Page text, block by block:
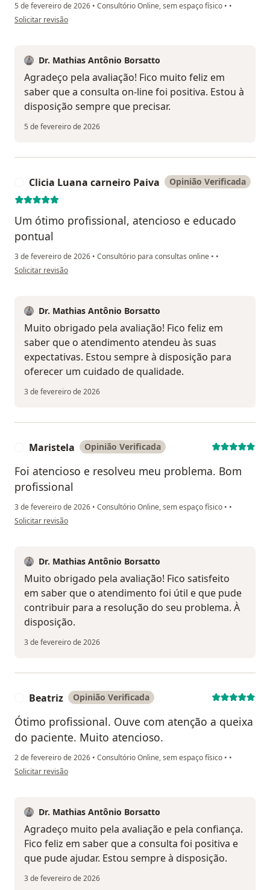
5 de fevereiro de 2026 • Consultório Online, sem espaço físico • •
na opinião do utilizador Ana lucia
Solicitar revisão
Dr. Mathias Antônio Borsatto
Agradeço pela avaliação! Fico muito feliz em
saber que a consulta on-line foi positiva. Estou à
disposição sempre que precisar.
5 de fevereiro de 2026
Clicia Luana carneiro Paiva Opinião Verificada
Um ótimo profissional, atencioso e educado
pontual
3 de fevereiro de 2026 • Consultório para consultas online • •
na opinião do utilizador Clicia Luana carneiro Paiva
Solicitar revisão
Dr. Mathias Antônio Borsatto
Muito obrigado pela avaliação! Fico feliz em
saber que o atendimento atendeu às suas
expectativas. Estou sempre à disposição para
oferecer um cuidado de qualidade.
3 de fevereiro de 2026
Maristela Opinião Verificada
Foi atencioso e resolveu meu problema. Bom
profissional
3 de fevereiro de 2026 • Consultório Online, sem espaço físico • •
na opinião do utilizador Maristela
Solicitar revisão
Dr. Mathias Antônio Borsatto
Muito obrigado pela avaliação! Fico satisfeito
em saber que o atendimento foi útil e que pude
contribuir para a resolução do seu problema. À
disposição.
3 de fevereiro de 2026
Beatriz Opinião Verificada
Ótimo profissional. Ouve com atenção a queixa
do paciente. Muito atencioso.
2 de fevereiro de 2026 • Consultório Online, sem espaço físico • •
na opinião do utilizador Beatriz
Solicitar revisão
Dr. Mathias Antônio Borsatto
Agradeço muito pela avaliação e pela confiança.
Fico feliz em saber que a consulta foi positiva e
que pude ajudar. Estou sempre à disposição.
3 de fevereiro de 2026